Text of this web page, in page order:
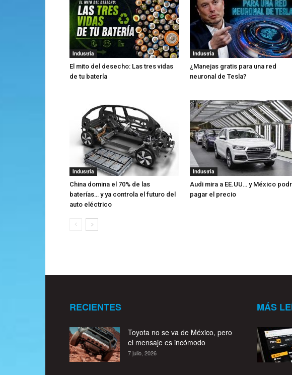
Industria
El mito del desecho: Las tres vidas
de tu batería
Industria
¿Manejas gratis para una red
neuronal de Tesla?
Industria
China domina el 70% de las
baterías… y ya controla el futuro del
auto eléctrico
Industria
Audi mira a EE.UU… y México
pagar el precio
RECIENTES
Toyota no se va de México, pero
el mensaje es incómodo
7 julio, 2026
MÁS